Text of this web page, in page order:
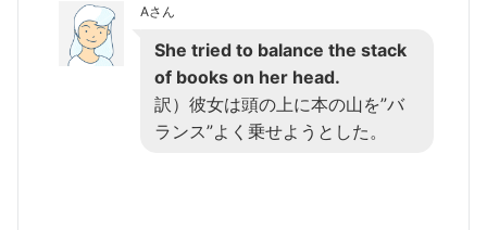
Aさん
She tried to balance the stack
of books on her head.
訳）彼女は頭の上に本の山を”バ
ランス”よく乗せようとした。